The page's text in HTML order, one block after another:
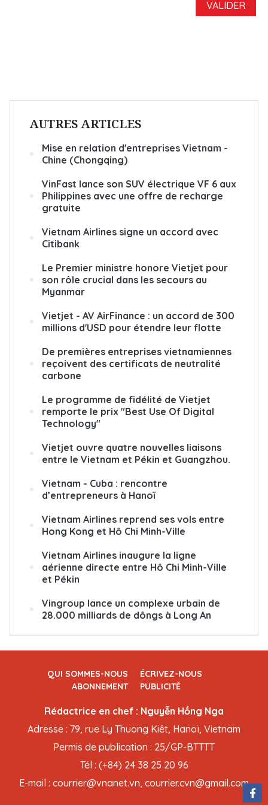
AUTRES ARTICLES
Mise en relation d'entreprises Vietnam -
Chine (Chongqing)
VinFast lance son SUV électrique VF 6 aux
Philippines avec une offre de recharge
gratuite
Vietnam Airlines signe un accord avec
Citibank
Le Premier ministre honore Vietjet pour
son rôle crucial dans les secours au
Myanmar
Vietjet - AV AirFinance : un accord de 300
millions d'USD pour étendre leur flotte
De premières entreprises vietnamiennes
reçoivent des certificats de neutralité
carbone
Le programme de fidélité de Vietjet
remporte le prix "Best Use Of Digital
Technology"
Vietjet ouvre quatre nouvelles liaisons
entre le Vietnam et Pékin et Guangzhou.
Vietnam - Cuba : rencontre
d’entrepreneurs à Hanoï
Vietnam Airlines reprend ses vols entre
Hong Kong et Hô Chi Minh-Ville
Vietnam Airlines inaugure la ligne
aérienne directe entre Hô Chi Minh-Ville
et Pékin
Vingroup lance un complexe urbain de
28.000 milliards de dôngs à Long An
QUI SOMMES-NOUS
ÉCRIVEZ-NOUS
ABONNEMENT
PUBLICITÉ
Rédactrice en chef : Nguyễn Hồng Nga
Adresse : 79, rue Ly Thuong Kiêt, Hanoï, Vietnam
Permis de publication : 25/GP-BTTTT
Tél : (+84) 24 38 25 20 96
E-mail : courrier@vnanet.vn, courrier.cvn@gmail.com